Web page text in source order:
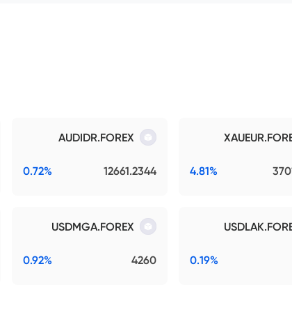
4.81%
AUDIDR.FOREX
12661.2344
0.72%
0.19%
USDMGA.FOREX
4260
0.92%